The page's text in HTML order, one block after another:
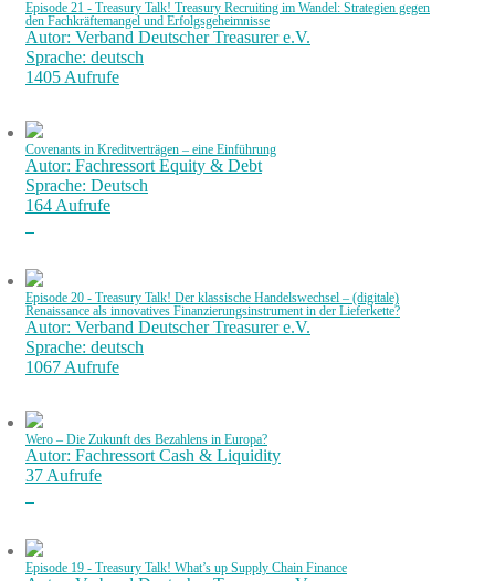
Episode 21 - Treasury Talk! Treasury Recruiting im Wandel: Strategien gegen
den Fachkräftemangel und Erfolgsgeheimnisse
Autor: Verband Deutscher Treasurer e.V.
Sprache: deutsch
1405 Aufrufe
Covenants in Kreditverträgen – eine Einführung
Autor: Fachressort Equity & Debt
Sprache: Deutsch
164 Aufrufe
Episode 20 - Treasury Talk! Der klassische Handelswechsel – (digitale)
Renaissance als innovatives Finanzierungsinstrument in der Lieferkette?
Autor: Verband Deutscher Treasurer e.V.
Sprache: deutsch
1067 Aufrufe
Wero – Die Zukunft des Bezahlens in Europa?
Autor: Fachressort Cash & Liquidity
37 Aufrufe
Episode 19 - Treasury Talk! What’s up Supply Chain Finance